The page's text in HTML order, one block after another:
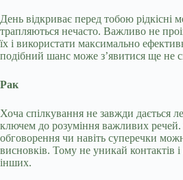
День відкриває перед тобою рідкісні
трапляються нечасто. Важливо не
їх і використати максимально
подібний шанс може з’явитися ще не
Рак
Хоча спілкування не завжди дається
ключем до розуміння важливих речей.
обговорення чи навіть суперечки
висновків. Тому не уникай контактів
інших.